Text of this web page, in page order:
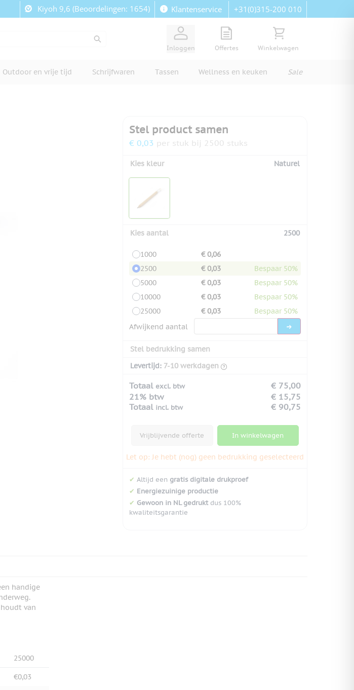
Kiyoh 9,6 (Beoordelingen: 1654) Klantenservice +31(0)315-200 010
Inloggen
View quote, Quote is empty
Offertes
Bekijk winkelwagen,
Winkelwagen
Outdoor en vrije tijd Schrijfwaren Tassen Wellness en keuken Sale
Stel product samen
€ 0,03 per stuk bij 2500 stuks
Kies kleur Naturel
Kies aantal 2500
1000
€ 0,06
2500
€ 0,03
Bespaar 50%
5000
€ 0,03
Bespaar 50%
10000
€ 0,03
Bespaar 50%
25000
€ 0,03
Bespaar 50%
Afwijkend aantal
Stel bedrukking samen
Levertijd: 7-10 werkdagen
Totaal excl. btw
€ 75,00
21% btw
€ 15,75
Totaal incl. btw € 90,75
Vrijblijvende offerte In winkelwagen
Let op: Je hebt (nog) geen bedrukking geselecteerd
✔ Altijd een gratis digitale drukproef
✔ Energiezuinige productie
✔ Gewoon in NL gedruktdus 100%
kwaliteitsgarantie
handige
van
25000
€0,03